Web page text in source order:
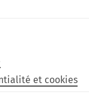
et cookies